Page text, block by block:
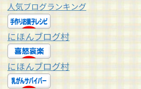
人気ブログランキング
にほんブログ村
にほんブログ村